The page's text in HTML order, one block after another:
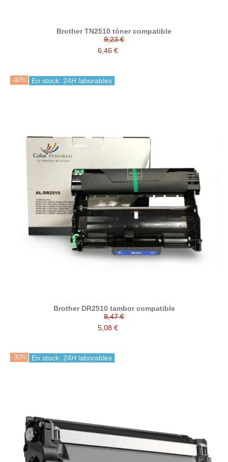
Brother TN2510 tóner compatible
9,23 €
6,46 €
-40% En stock: 24H laborables
Brother DR2510 tambor compatible
8,47 €
5,08 €
-30% En stock: 24H laborables